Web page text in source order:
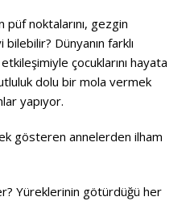
püf noktalarını, gezgin
Dünyanın farklı
çocuklarını hayata
dolu bir mola vermek
yapıyor.
gösteren annelerden ilham
Yüreklerinin götürdüğü her